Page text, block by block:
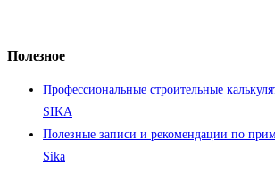
Полезное
Профессиональные строительные
SIKA
Полезные записи и рекомендации по
Sika